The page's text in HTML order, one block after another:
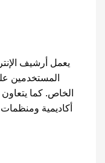
يعمل أرشيف
المستخدمين
الخاص. كما
أكاديمية